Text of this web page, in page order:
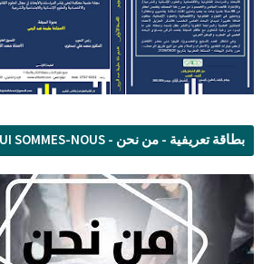
بطاقة تعريفية - من نحن - QUI SOMMES-NOUS